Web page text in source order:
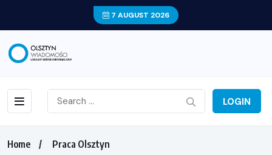
7 AUGUST 2026
LOGIN
Home
Praca Olsztyn